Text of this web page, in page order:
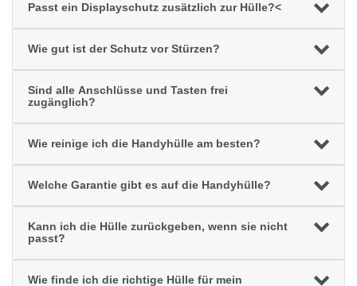
Passt ein Displayschutz zusätzlich zur Hülle?<
Wie gut ist der Schutz vor Stürzen?
Sind alle Anschlüsse und Tasten frei
zugänglich?
Wie reinige ich die Handyhülle am besten?
Welche Garantie gibt es auf die Handyhülle?
Kann ich die Hülle zurückgeben, wenn sie nicht
passt?
Wie finde ich die richtige Hülle für mein